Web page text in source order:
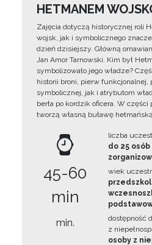
HETMANEM
Zajęcia dotyczą historycznej roli
wojsk, jak i symbolicznego
dzień dzisiejszy. Główną
Jan Amor Tarnowski. Kim był
symbolizowało jego władze?
historii broni, pierw funkcjonalnej,
symbolicznej, jak i atrybutom
berła po kordzik oficera. W
tworzą własną buławę
45-60
min
min.
liczba
do 25
wiek
dostępność
z
osoby z